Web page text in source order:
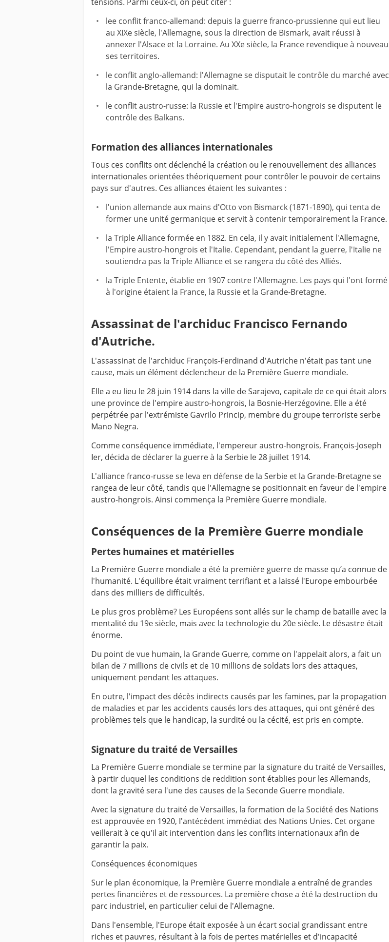
lee conflit franco-allemand: depuis la guerre franco-prussienne qui eut lieu
au XIXe siècle, l'Allemagne, sous la direction de Bismark, avait réussi à
annexer l'Alsace et la Lorraine. Au XXe siècle, la France revendique à nouveau
ses territoires.
le conflit anglo-allemand: l'Allemagne se disputait le contrôle du marché avec
la Grande-Bretagne, qui la dominait.
le conflit austro-russe: la Russie et l'Empire austro-hongrois se disputent le
contrôle des Balkans.
Formation des alliances internationales
Tous ces conflits ont déclenché la création ou le renouvellement des alliances
internationales orientées théoriquement pour contrôler le pouvoir de certains
pays sur d'autres. Ces alliances étaient les suivantes :
l'union allemande aux mains d'Otto von Bismarck (1871-1890), qui tenta de
former une unité germanique et servit à contenir temporairement la France.
la Triple Alliance formée en 1882. En cela, il y avait initialement l'Allemagne,
l'Empire austro-hongrois et l'Italie. Cependant, pendant la guerre, l'Italie ne
soutiendra pas la Triple Alliance et se rangera du côté des Alliés.
la Triple Entente, établie en 1907 contre l'Allemagne. Les pays qui l'ont formé
à l'origine étaient la France, la Russie et la Grande-Bretagne.
Assassinat de l'archiduc Francisco Fernando
d'Autriche.
L'assassinat de l'archiduc François-Ferdinand d'Autriche n'était pas tant une
cause, mais un élément déclencheur de la Première Guerre mondiale.
Elle a eu lieu le 28 juin 1914 dans la ville de Sarajevo, capitale de ce qui était alors
une province de l'empire austro-hongrois, la Bosnie-Herzégovine. Elle a été
perpétrée par l'extrémiste Gavrilo Princip, membre du groupe terroriste serbe
Mano Negra.
Comme conséquence immédiate, l'empereur austro-hongrois, François-Joseph
Ier, décida de déclarer la guerre à la Serbie le 28 juillet 1914.
L'alliance franco-russe se leva en défense de la Serbie et la Grande-Bretagne se
rangea de leur côté, tandis que l'Allemagne se positionnait en faveur de l'empire
austro-hongrois. Ainsi commença la Première Guerre mondiale.
Conséquences de la Première Guerre mondiale
Pertes humaines et matérielles
La Première Guerre mondiale a été la première guerre de masse qu’a connue de
l'humanité. L'équilibre était vraiment terrifiant et a laissé l'Europe embourbée
dans des milliers de difficultés.
Le plus gros problème? Les Européens sont allés sur le champ de bataille avec la
mentalité du 19e siècle, mais avec la technologie du 20e siècle. Le désastre était
énorme.
Du point de vue humain, la Grande Guerre, comme on l'appelait alors, a fait un
bilan de 7 millions de civils et de 10 millions de soldats lors des attaques,
uniquement pendant les attaques.
En outre, l'impact des décès indirects causés par les famines, par la propagation
de maladies et par les accidents causés lors des attaques, qui ont généré des
problèmes tels que le handicap, la surdité ou la cécité, est pris en compte.
Signature du traité de Versailles
La Première Guerre mondiale se termine par la signature du traité de Versailles,
à partir duquel les conditions de reddition sont établies pour les Allemands,
dont la gravité sera l'une des causes de la Seconde Guerre mondiale.
Avec la signature du traité de Versailles, la formation de la Société des Nations
est approuvée en 1920, l'antécédent immédiat des Nations Unies. Cet organe
veillerait à ce qu'il ait intervention dans les conflits internationaux afin de
garantir la paix.
Conséquences économiques
Sur le plan économique, la Première Guerre mondiale a entraîné de grandes
pertes financières et de ressources. La première chose a été la destruction du
parc industriel, en particulier celui de l'Allemagne.
Dans l'ensemble, l'Europe était exposée à un écart social grandissant entre
riches et pauvres, résultant à la fois de pertes matérielles et d'incapacité